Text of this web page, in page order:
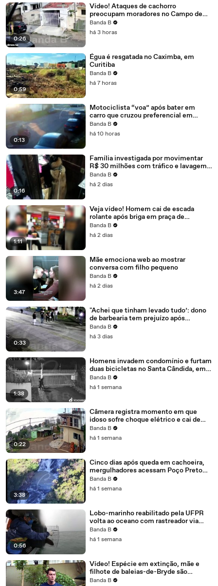
0:26
Vídeo! Ataques de cachorro
preocupam moradores no Campo de
Santana: “Minha esposa ficou
traumatizada”
Banda B
há 3 horas
0:59
Égua é resgatada no Caximba, em
Curitiba
Banda B
há 7 horas
0:13
Motociclista “voa” após bater em
carro que cruzou preferencial em
Pinhais
Banda B
há 10 horas
0:16
Família investigada por movimentar
R$ 30 milhões com tráfico e lavagem
de dinheiro é alvo de megaoperação
Banda B
há 2 dias
1:11
Veja vídeo! Homem cai de escada
rolante após briga em praça de
alimentação de shopping em Colombo
Banda B
há 2 dias
3:47
Mãe emociona web ao mostrar
conversa com filho pequeno
Banda B
há 2 dias
0:33
"Achei que tinham levado tudo’: dono
de barbearia tem prejuízo após
vandalismo durante a madrugada em
Colombo
Banda B
há 3 dias
1:38
Homens invadem condomínio e furtam
duas bicicletas no Santa Cândida, em
Curitiba; câmera flagra crime
Banda B
há 1 semana
0:22
Câmera registra momento em que
idoso sofre choque elétrico e cai de
laje de sete metros em Cascavel
Banda B
há 1 semana
3:38
Cinco dias após queda em cachoeira,
mergulhadores acessam Poço Preto
em buscas por fotógrafa desaparecida;
veja vídeo
Banda B
há 1 semana
0:56
Lobo-marinho reabilitado pela UFPR
volta ao oceano com rastreador via
satélite no litoral do Paraná
Banda B
há 1 semana
Vídeo! Espécie em extinção, mãe e
filhote de baleias-de-Bryde são
avistados no Litoral do Paraná
Banda B